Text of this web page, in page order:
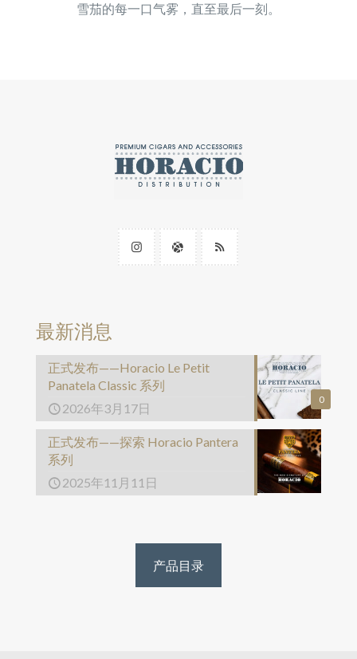
雪茄的每一口气雾，直至最后一刻。
最新消息
0
正式发布——Horacio Le Petit
Panatela Classic 系列
2026年3月17日
正式发布——探索 Horacio Pantera
系列
2025年11月11日
产品目录